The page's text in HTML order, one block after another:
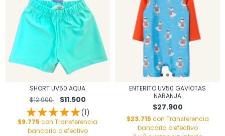
SHORT UV50 AQUA
$12.900
$11.500
(1)
$9.775 con Transferencia
bancaria o efectivo
ENTERITO UV50 GAVIOTAS
NARANJA
$27.900
$23.715 con Transferencia
bancaria o efectivo